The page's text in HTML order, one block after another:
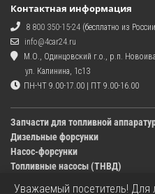
Контактная информация
8 800 350-15-24 (бесплатно из
info@4car24.ru
М.О., Одинцовский г.о., р.п.
ул. Калинина, 1с13
ПН-ЧТ 9.00-17.00 | ПТ 9.00-16.00
Запчасти для топливной
Дизельные форсунки
Насос-форсунки
Топливные насосы (ТНВД)
Уважаемый посетитель! Для